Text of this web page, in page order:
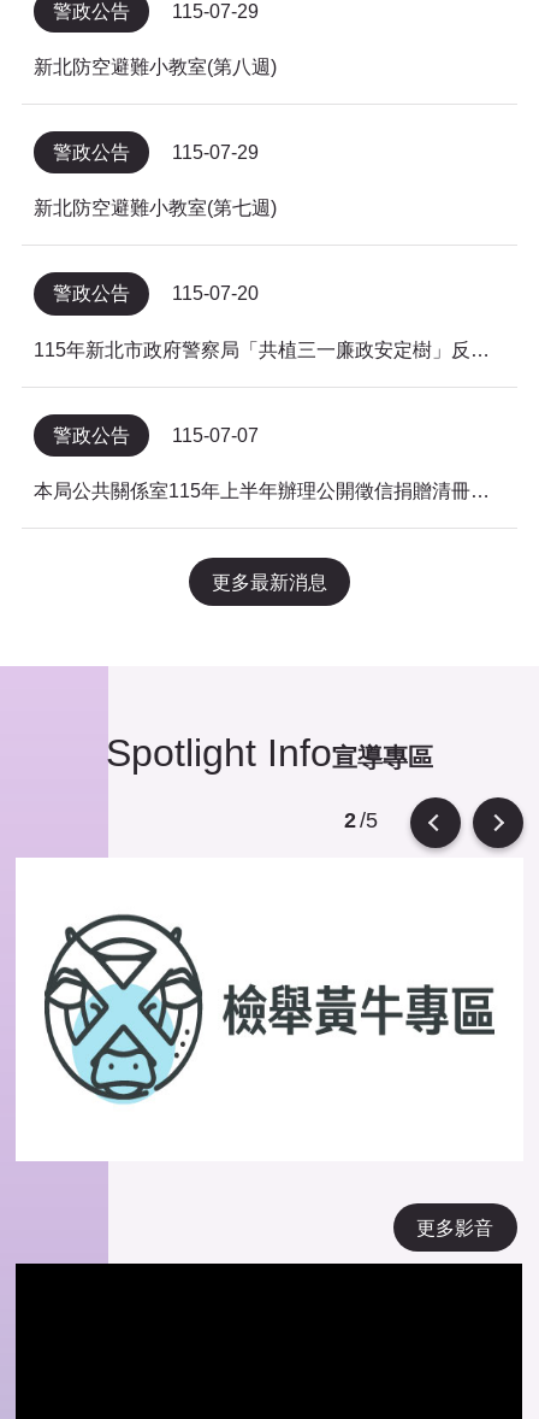
警政公告 115-07-29
新北防空避難小教室(第八週)
警政公告 115-07-29
新北防空避難小教室(第七週)
警政公告 115-07-20
115年新北市政府警察局「共植三一廉政安定樹」反貪倡廉有獎徵答得獎名單公告
警政公告 115-07-07
本局公共關係室115年上半年辦理公開徵信捐贈清冊及明細表，依公益勸募條例公告。
更多最新消息
Spotlight Info宣導專區
2/5
更多影音